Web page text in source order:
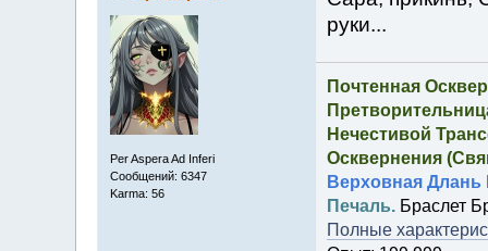
Per Aspera Ad Inferi
Сообщений: 6347
Karma: 56
руки...
Почтенная
Нечестивой
Осквернения
Верховная Длань
Печаль.Браслет
Полные